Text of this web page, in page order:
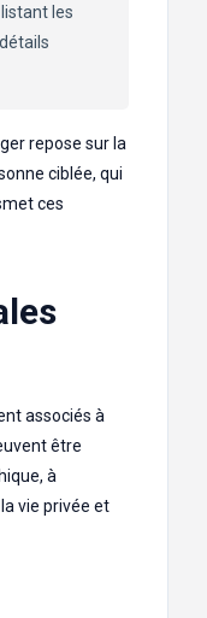
les
repose sur la
ciblée, qui
ces
associés à
être
à
vie privée et